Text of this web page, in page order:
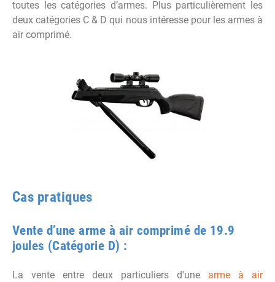
toutes les catégories d’armes. Plus particulièrement les
deux catégories C & D qui nous intéresse pour les armes à
air comprimé.
Cas pratiques
Vente d’une arme à air comprimé de 19.9
joules (Catégorie D) :
La vente entre deux particuliers d'une arme à air